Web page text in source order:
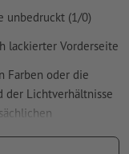
uns nicht geprüft
unbedruckt (1/0)
lackierter Vorderseite
Farben oder die
der Lichtverhältnisse